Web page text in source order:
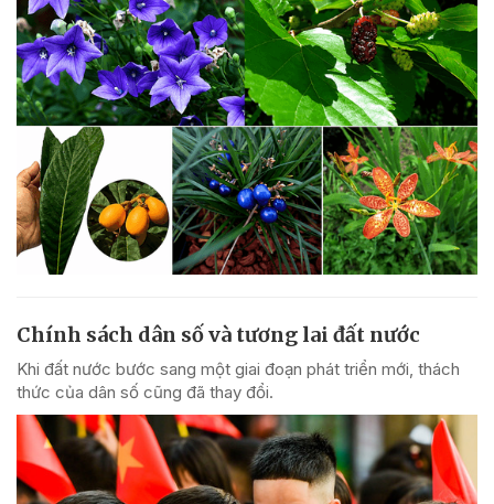
Chính sách dân số và tương lai đất nước
Khi đất nước bước sang một giai đoạn phát triển mới, thách
thức của dân số cũng đã thay đổi.